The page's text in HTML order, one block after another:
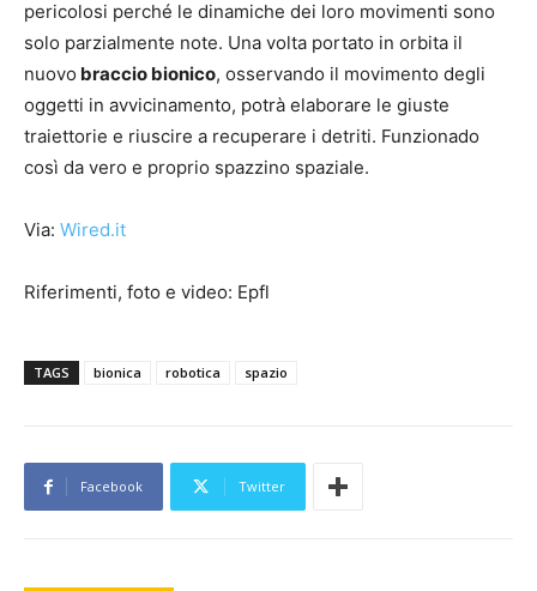
pericolosi perché le dinamiche dei loro movimenti sono
solo parzialmente note. Una volta portato in orbita il
nuovo braccio bionico, osservando il movimento degli
oggetti in avvicinamento, potrà elaborare le giuste
traiettorie e riuscire a recuperare i detriti. Funzionado
così da vero e proprio spazzino spaziale.
Via: Wired.it
Riferimenti, foto e video: Epfl
TAGS bionica robotica spazio
Facebook Twitter